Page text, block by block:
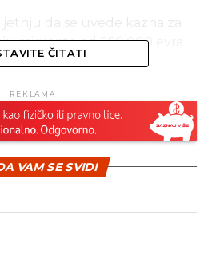
da se uvede kazna za
migrante od 250.000 evra
sada sistematski primjenjuje
ogroman problem kao
je Lepenova.
krizu, ona je rekla da
ČITATI
REKLAMA
VAM SE SVIDI